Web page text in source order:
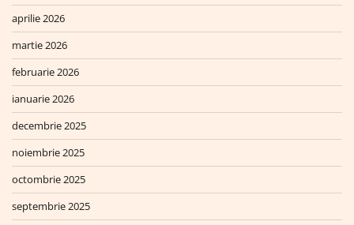
aprilie 2026
martie 2026
februarie 2026
ianuarie 2026
decembrie 2025
noiembrie 2025
octombrie 2025
septembrie 2025